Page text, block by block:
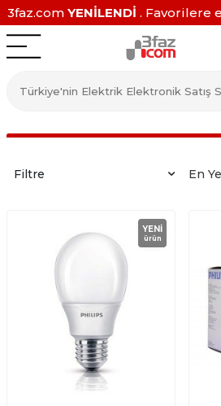
3faz.com YENİLENDİ . Favorilere
Filtre
YENI
ürün